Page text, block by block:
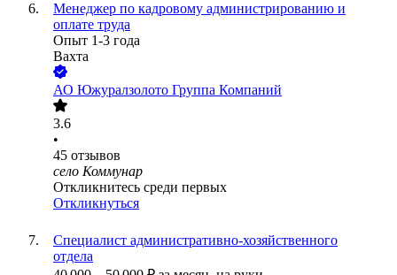
Менеджер по кадровому администрированию и
оплате труда
Опыт 1-3 года
Вахта
АО Южуралзолото Группа Компаний
3.6
•
45 отзывов
село Коммунар
Откликнитесь среди первых
Откликнуться
Специалист административно-хозяйственного
отдела